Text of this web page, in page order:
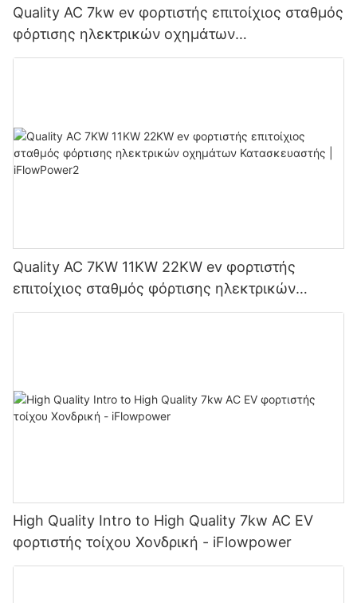
Quality AC 7kw ev φορτιστής επιτοίχιος σταθμός
φόρτισης ηλεκτρικών οχημάτων
Κατασκευαστής | iFlowPower3
Quality AC 7KW 11KW 22KW ev φορτιστής
επιτοίχιος σταθμός φόρτισης ηλεκτρικών
οχημάτων Κατασκευαστής | iFlowPower2
High Quality Intro to High Quality 7kw AC EV
φορτιστής τοίχου Χονδρική - iFlowpower